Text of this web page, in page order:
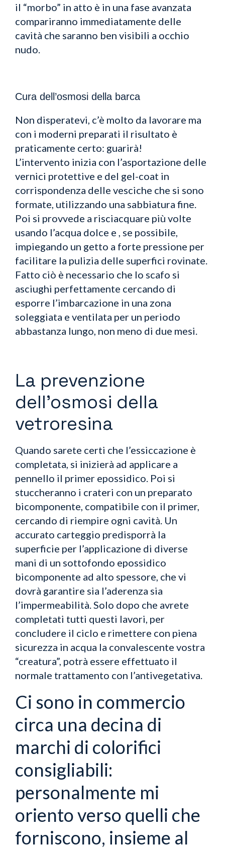
il “morbo” in atto è in una fase avanzata
compariranno immediatamente delle
cavità che saranno ben visibili a occhio
nudo.
Cura dell’osmosi della barca
Non disperatevi, c’è molto da lavorare ma
con i moderni preparati il risultato è
praticamente certo: guarirà!
L’intervento inizia con l’asportazione delle
vernici protettive e del gel-coat in
corrispondenza delle vesciche che si sono
formate, utilizzando una sabbiatura fine.
Poi si provvede a risciacquare più volte
usando l’acqua dolce e , se possibile,
impiegando un getto a forte pressione per
facilitare la pulizia delle superfici rovinate.
Fatto ciò è necessario che lo scafo si
asciughi perfettamente cercando di
esporre l’imbarcazione in una zona
soleggiata e ventilata per un periodo
abbastanza lungo, non meno di due mesi.
La prevenzione
dell’osmosi della
vetroresina
Quando sarete certi che l’essiccazione è
completata, si inizierà ad applicare a
pennello il primer epossidico. Poi si
stuccheranno i crateri con un preparato
bicomponente, compatibile con il primer,
cercando di riempire ogni cavità. Un
accurato carteggio predisporrà la
superficie per l’applicazione di diverse
mani di un sottofondo epossidico
bicomponente ad alto spessore, che vi
dovrà garantire sia l’aderenza sia
l’impermeabilità.Solo dopo che avrete
completati tutti questi lavori, per
concludere il ciclo e rimettere con piena
sicurezza in acqua la convalescente vostra
“creatura”, potrà essere effettuato il
normale trattamento con l’antivegetativa.
Ci sono in commercio
circa una decina di
marchi di colorifici
consigliabili:
personalmente mi
oriento verso quelli che
forniscono, insieme al